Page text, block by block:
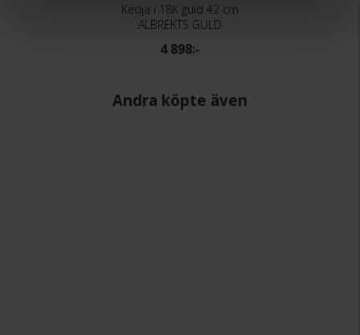
Kedja i 18K guld 42 cm
ALBREKTS GULD
4 898:-
Andra köpte även